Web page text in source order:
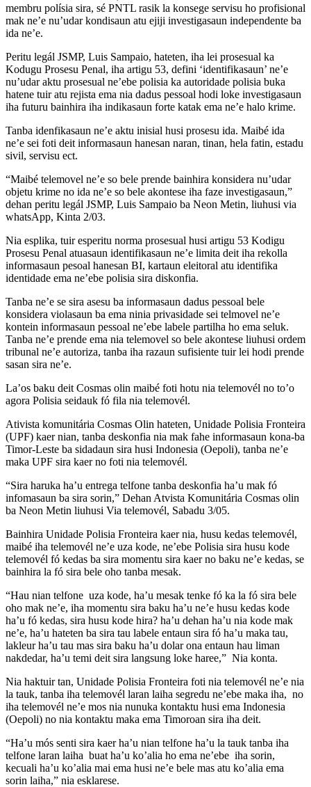
membru polísia sira, sé PNTL rasik la konsege servisu ho profisional
mak ne’e nu’udar kondisaun atu ejiji investigasaun independente ba
ida ne’e.
Peritu legál JSMP, Luis Sampaio, hateten, iha lei prosesual ka
Kodugu Prosesu Penal, iha artigu 53, defini ‘identifikasaun’ ne’e
nu’udar aktu prosesual ne’ebe polisia ka autoridade polisia buka
hatene tuir atu rejista ema nia dadus pessoal hodi loke investigasaun
iha futuru bainhira iha indikasaun forte katak ema ne’e halo krime.
Tanba idenfikasaun ne’e aktu inisial husi prosesu ida. Maibé ida
ne’e sei foti deit informasaun hanesan naran, tinan, hela fatin, estadu
sivil, servisu ect.
“Maibé telemovel ne’e so bele prende bainhira konsidera nu’udar
objetu krime no ida ne’e so bele akontese iha faze investigasaun,”
dehan peritu legál JSMP, Luis Sampaio ba Neon Metin, liuhusi via
whatsApp, Kinta 2/03.
Nia esplika, tuir esperitu norma prosesual husi artigu 53 Kodigu
Prosesu Penal atuasaun identifikasaun ne’e limita deit iha rekolla
informasaun pesoal hanesan BI, kartaun eleitoral atu identifika
identidade ema ne’ebe polisia sira diskonfia.
Tanba ne’e se sira asesu ba informasaun dadus pessoal bele
konsidera violasaun ba ema ninia privasidade sei telmovel ne’e
kontein informasaun pessoal ne’ebe labele partilha ho ema seluk.
Tanba ne’e prende ema nia telemovel so bele akontese liuhusi ordem
tribunal ne’e autoriza, tanba iha razaun sufisiente tuir lei hodi prende
sasan sira ne’e.
La’os baku deit Cosmas olin maibé foti hotu nia telemovél no to’o
agora Polisia seidauk fó fila nia telemovél.
Ativista komunitária Cosmas Olin hateten, Unidade Polisia Fronteira
(UPF) kaer nian, tanba deskonfia nia mak fahe informasaun kona-ba
Timor-Leste ba sidadaun sira husi Indonesia (Oepoli), tanba ne’e
maka UPF sira kaer no foti nia telemovél.
“Sira haruka ha’u entrega telfone tanba deskonfia ha’u mak fó
infomasaun ba sira sorin,” Dehan Atvista Komunitária Cosmas olin
ba Neon Metin liuhusi Via telemovél, Sabadu 3/05.
Bainhira Unidade Polisia Fronteira kaer nia, husu kedas telemovél,
maibé iha telemovél ne’e uza kode, ne’ebe Polisia sira husu kode
telemovél fó kedas ba sira momentu sira kaer no baku ne’e kedas, se
bainhira la fó sira bele oho tanba mesak.
“Hau nian telfone uza kode, ha’u mesak tenke fó ka la fó sira bele
oho mak ne’e, iha momentu sira baku ha’u ne’e husu kedas kode
ha’u fó kedas, sira husu kode hira? ha’u dehan ha’u nia kode mak
ne’e, ha’u hateten ba sira tau labele entaun sira fó ha’u maka tau,
lakleur ha’u tau mas sira baku ha’u dolar ona entaun hau liman
nakdedar, ha’u temi deit sira langsung loke haree,” Nia konta.
Nia haktuir tan, Unidade Polisia Fronteira foti nia telemovél ne’e nia
la tauk, tanba iha telemovél laran laiha segredu ne’ebe maka iha, no
iha telemovél ne’e mos nia nunuka kontaktu husi ema Indonesia
(Oepoli) no nia kontaktu maka ema Timoroan sira iha deit.
“Ha’u mós senti sira kaer ha’u nian telfone ha’u la tauk tanba iha
telfone laran laiha buat ha’u ko’alia ho ema ne’ebe iha sorin,
kecuali ha’u ko’alia mai ema husi ne’e bele mas atu ko’alia ema
sorin laiha,” nia esklarese.